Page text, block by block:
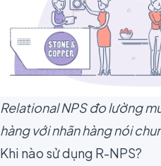
Relational NPS đo lường
hàng với nhãn hàng nói
Khi nào sử dụng R-NPS?